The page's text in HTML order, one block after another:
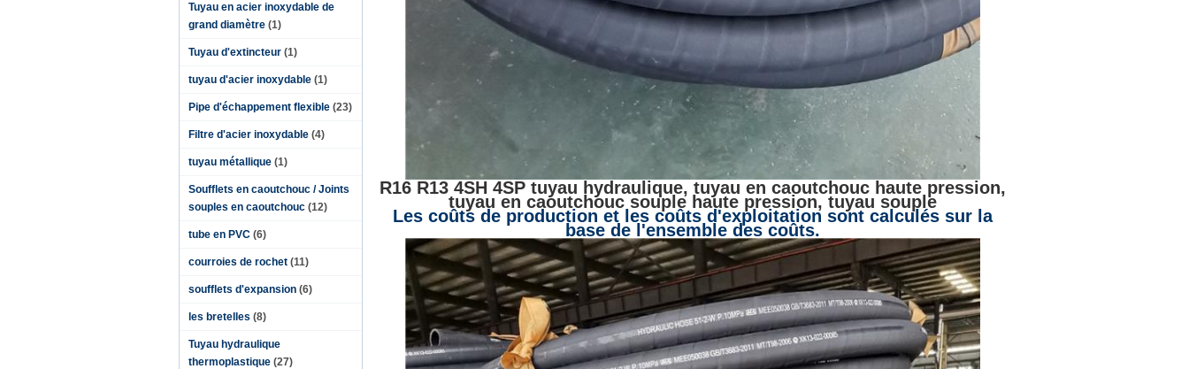
Tuyau en acier inoxydable de
grand diamètre (1)
Tuyau d'extincteur (1)
tuyau d'acier inoxydable (1)
Pipe d'échappement flexible (23)
Filtre d'acier inoxydable (4)
tuyau métallique (1)
Soufflets en caoutchouc / Joints
souples en caoutchouc (12)
tube en PVC (6)
courroies de rochet (11)
soufflets d'expansion (6)
les bretelles (8)
Tuyau hydraulique
thermoplastique (27)
R16 R13 4SH 4SP tuyau hydraulique, tuyau en caoutchouc haute pression,
tuyau en caoutchouc souple haute pression, tuyau souple
Les coûts de production et les coûts d'exploitation sont calculés sur la
base de l'ensemble des coûts.